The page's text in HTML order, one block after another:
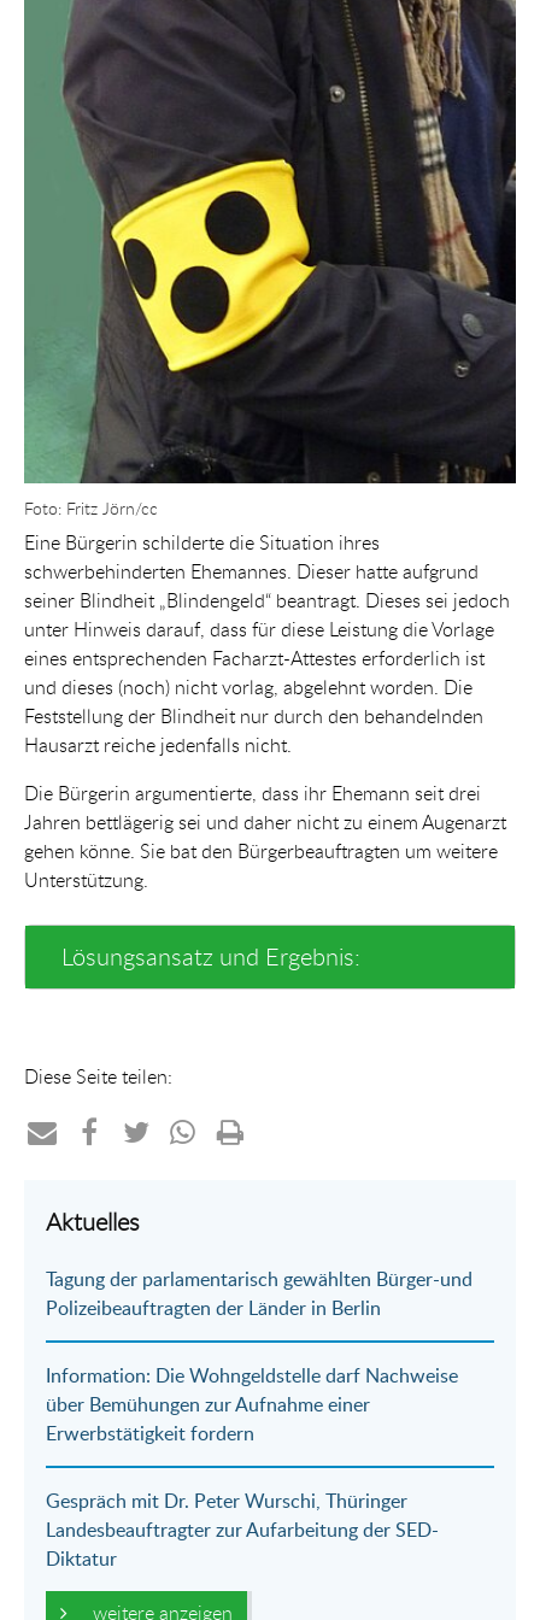
Foto: Fritz Jörn/cc
Eine Bürgerin schilderte die Situation ihres
schwerbehinderten Ehemannes. Dieser hatte aufgrund
seiner Blindheit „Blindengeld“ beantragt. Dieses sei jedoch
unter Hinweis darauf, dass für diese Leistung die Vorlage
eines entsprechenden Facharzt-Attestes erforderlich ist
und dieses (noch) nicht vorlag, abgelehnt worden. Die
Feststellung der Blindheit nur durch den behandelnden
Hausarzt reiche jedenfalls nicht.
Die Bürgerin argumentierte, dass ihr Ehemann seit drei
Jahren bettlägerig sei und daher nicht zu einem Augenarzt
gehen könne. Sie bat den Bürgerbeauftragten um weitere
Unterstützung.
Lösungsansatz und Ergebnis:
Diese Seite teilen:
per
Mail
auf
Aktuelles
Tagung der parlamentarisch gewählten Bürger-und
Polizeibeauftragten der Länder in Berlin
Information: Die Wohngeldstelle darf Nachweise
über Bemühungen zur Aufnahme einer
Erwerbstätigkeit fordern
Gespräch mit Dr. Peter Wurschi, Thüringer
Landesbeauftragter zur Aufarbeitung der SED-
Diktatur
weitere anzeigen